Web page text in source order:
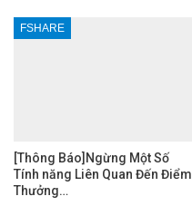
FSHARE
[Thông Báo]Ngừng Một Số
Tính năng Liên Quan Đến Điểm
Thưởng…